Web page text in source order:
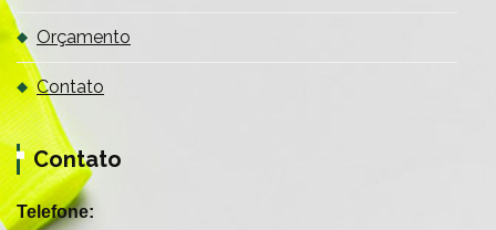
Orçamento
Contato
Contato
Telefone: